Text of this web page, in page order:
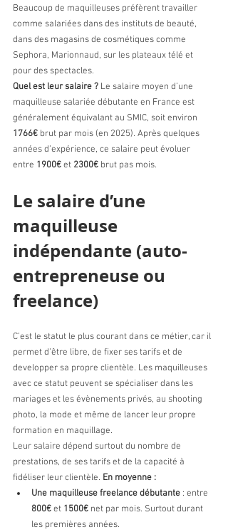
Beaucoup de maquilleuses préfèrent travailler
comme salariées dans des instituts de beauté,
dans des magasins de cosmétiques comme
Sephora, Marionnaud, sur les plateaux télé et
pour des spectacles.
Quel est leur salaire ? Le salaire moyen d’une
maquilleuse salariée débutante en France est
généralement équivalant au SMIC, soit environ
1766€ brut par mois (en 2025). Après quelques
années d’expérience, ce salaire peut évoluer
entre 1900€ et 2300€ brut pas mois.
Le salaire d’une
maquilleuse
indépendante (auto-
entrepreneuse ou
freelance)
C’est le statut le plus courant dans ce métier, car il
permet d’être libre, de fixer ses tarifs et de
developper sa propre clientèle. Les maquilleuses
avec ce statut peuvent se spécialiser dans les
mariages et les évènements privés, au shooting
photo, la mode et même de lancer leur propre
formation en maquillage.
Leur salaire dépend surtout du nombre de
prestations, de ses tarifs et de la capacité à
fidéliser leur clientèle. En moyenne :
Une maquilleuse freelance débutante : entre
800€ et 1500€ net par mois. Surtout durant
les premières années.